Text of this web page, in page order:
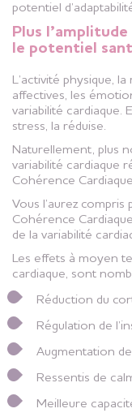
potentiel
Plus
le potentiel
L’activité physique,
affectives, les
variabilité cardiaque.
stress, la réduise.
Naturellement, plus
variabilité cardiaque
Cohérence
Vous l’aurez
Cohérence
de la variabilité
Les effets à moyen
cardiaque, sont
Réduction du
Régulation de
Augmentation
Ressentis de
Meilleure